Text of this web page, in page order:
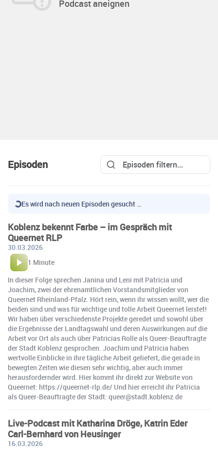
Podcast aneignen
Episoden
Es wird nach neuen Episoden gesucht …
Koblenz bekennt Farbe – im Gespräch mit
Queernet RLP
30.03.2026
1 Minute
In dieser Folge sprechen Janina und Leni mit Patricia und
Joachim, zwei der ehrenamtlichen Vorstandsmitglieder von
Queernet Rheinland-Pfalz. Hört rein, wenn ihr wissen wollt, wer die
beiden sind und was für wichtige und tolle Arbeit Queernet leistet!
Wir haben über verschiedenste Projekte geredet und sowohl über
die Ergebnisse der Landtagswahl und deren Auswirkungen auf die
Arbeit vor Ort als auch über Patricias Rolle als Queer-Beauftragte
der Stadt Koblenz gesprochen. Joachim und Patricia haben
wertvolle Einblicke in ihre tägliche Arbeit geliefert, die gerade in
bewegten Zeiten wie diesen sehr wichtig, aber auch immer
herausfordernder wird. Hier kommt ihr direkt zur Website von
Queernet: https://queernet-rlp.de/ Und hier erreicht ihr Patricia
als Queer-Beauftragte der Stadt: queer@stadt.koblenz.de
Live-Podcast mit Katharina Dröge, Katrin Eder
Carl-Bernhard von Heusinger
16.03.2026